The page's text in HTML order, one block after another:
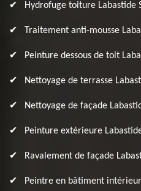
Hydrofuge toiture Labastide
Traitement anti-mousse
Peinture dessous de toit
Nettoyage de terrasse
Nettoyage de façade
Peinture extérieure
Ravalement de façade
Peintre en bâtiment